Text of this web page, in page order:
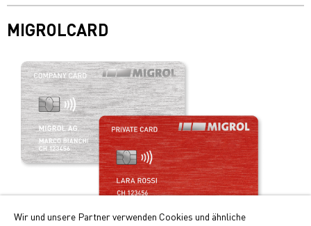
MIGROLCARD
Wir und unsere Partner verwenden Cookies und ähnliche